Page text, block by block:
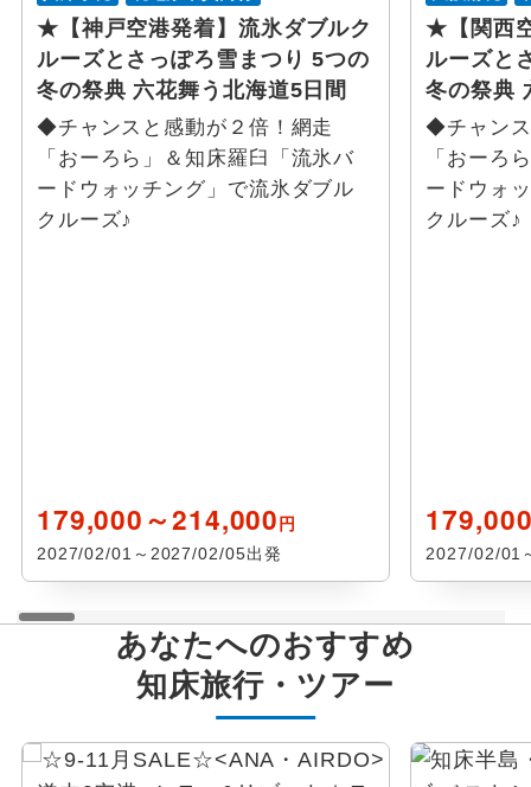
帯広・十勝・足寄
サロマ湖・常呂・湧別
霧多布・厚岸
然別湖・糠平湖
紋別
北海道その他
東京ディズニーリゾート®
ユニバーサル・スタジオ・ジャパン
レジャー施設
スポーツ体験 / 観戦
ウェブ限定
★【神戸空港発着】流氷ダブルク
ルーズとさっぽろ雪まつり 5つの
冬の祭典 六花舞う北海道5日間
◆チャンスと感動が２倍！網走
「おーろら」＆知床羅臼「流氷バ
ードウォッチング」で流氷ダブル
クルーズ♪
179,000～214,000円
2027/02/01～2027/02/05出発
★【関西
ルーズと
冬の祭典
◆チャン
「おーろ
ードウォ
クルーズ♪
2027/02/01
あなたへのおすすめ
知床旅行・ツアー